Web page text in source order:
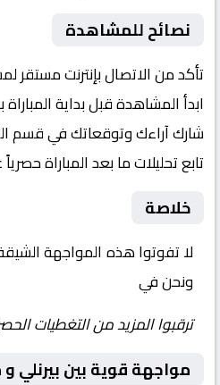
نصائح للمشاهدة
تأكد من الاتصال بإنترنت مستقر
ابدأ المشاهدة قبل بداية المباراة بـ 10
شارك آراءك وتوقعاتك في قسم
تابع تحليلات ما بعد المباراة
خلاصة
لا تفوتوا هذه المواجهة
ونحن في
ترقبوا المزيد من التغطيات
مواجهة قوية بين بيرنلي